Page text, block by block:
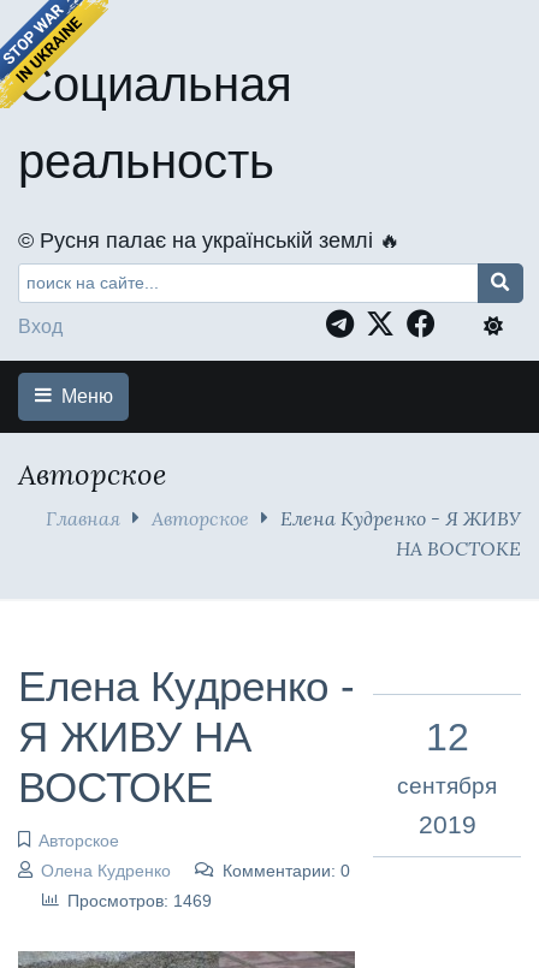
Социальная
реальность
©️ Русня палає на українській землі 🔥
Вход
Меню
Авторское
Главная Авторское
Елена Кудренко - Я ЖИВУ
НА ВОСТОКЕ
Елена Кудренко -
Я ЖИВУ НА
ВОСТОКЕ
Авторское
Олена Кудренко
Комментарии: 0
Просмотров: 1469
12
сентября
2019